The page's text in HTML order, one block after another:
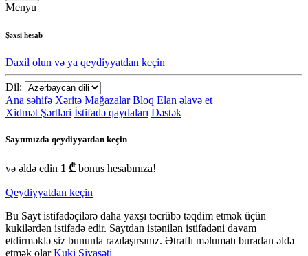
Menyu
Şəxsi hesab
Daxil olun və ya qeydiyyatdan keçin
Dil:
Ana səhifə Xəritə Mağazalar Bloq Elan əlavə et
Xidmət Şərtləri İstifadə qaydaları Dəstək
Saytımızda qeydiyyatdan keçin
və əldə edin 1 ₾ bonus hesabınıza!
Qeydiyyatdan keçin
Bu Sayt istifadəçilərə daha yaxşı təcrübə təqdim etmək üçün
kukilərdən istifadə edir. Saytdan istənilən istifadəni davam
etdirməklə siz bununla razılaşırsınız. Ətraflı məlumatı buradan əldə
etmək olarKuki Siyasəti